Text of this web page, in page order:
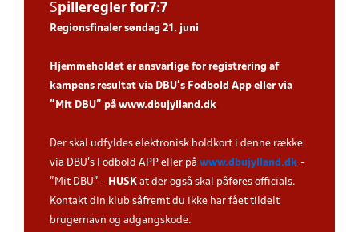
Spilleregler for7:7
Regionsfinaler søndag 21. juni
Hjemmeholdet er ansvarlige for registrering af
kampens resultat via DBU’s Fodbold App eller via
”Mit DBU” på www.dbujylland.dk.
Der skal udfyldes elektronisk holdkort i denne række
via DBU's Fodbold APP eller på www.dbujylland.dk -
"Mit DBU" - HUSK at der også skal påføres officials.
Kontakt din klub såfremt du ikke har fået tildelt
brugernavn og adgangskode.